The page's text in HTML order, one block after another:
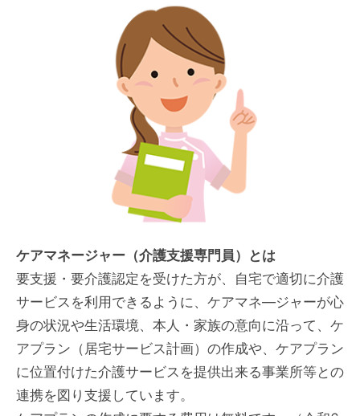
ケアマネージャー（介護支援専門員）とは
要支援・要介護認定を受けた方が、自宅で適切に介護
サービスを利用できるように、ケアマネ―ジャーが心
身の状況や生活環境、本人・家族の意向に沿って、ケ
アプラン（居宅サービス計画）の作成や、ケアプラン
に位置付けた介護サービスを提供出来る事業所等との
連携を図り支援しています。